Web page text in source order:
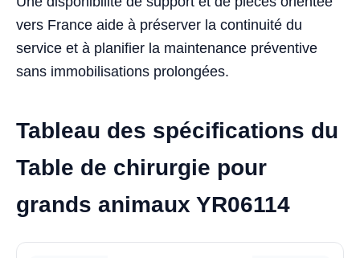
vers France aide à préserver la continuité du
service et à planifier la maintenance préventive
sans immobilisations prolongées.
Tableau des spécifications du
Table de chirurgie pour
grands animaux YR06114